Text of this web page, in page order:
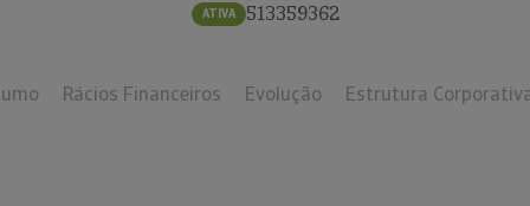
ATIVA 513359362
Rácios Financeiros Evolução Estrutura Corporativa